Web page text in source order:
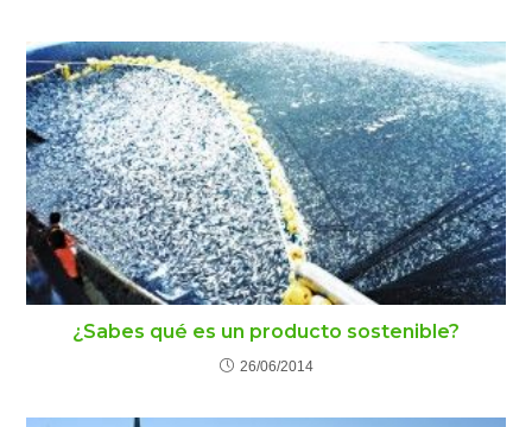
¿Sabes qué es un producto sostenible?
26/06/2014